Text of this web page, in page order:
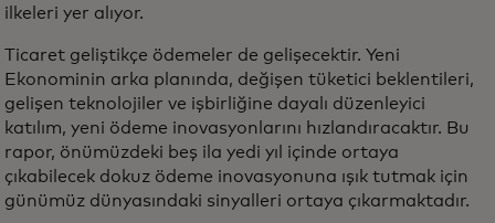
ilkeleri yer alıyor.
Ticaret geliştikçe ödemeler de gelişecektir. Yeni
Ekonominin arka planında, değişen tüketici beklentileri,
gelişen teknolojiler ve işbirliğine dayalı düzenleyici
katılım, yeni ödeme inovasyonlarını hızlandıracaktır. Bu
rapor, önümüzdeki beş ila yedi yıl içinde ortaya
çıkabilecek dokuz ödeme inovasyonuna ışık tutmak için
günümüz dünyasındaki sinyalleri ortaya çıkarmaktadır.